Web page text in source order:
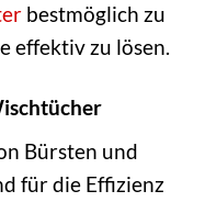
bestmöglich zu
effektiv zu lösen.
Bürsten und
für die Effizienz